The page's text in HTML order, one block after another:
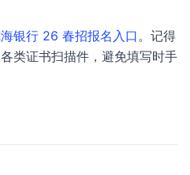
银行 26 春招报名入口。记得
类证书扫描件，避免填写时手